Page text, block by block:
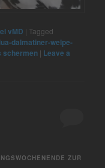
vMD |Tagged
lua-dalmatiner-welpe-
schermen | Leave a
ZUR